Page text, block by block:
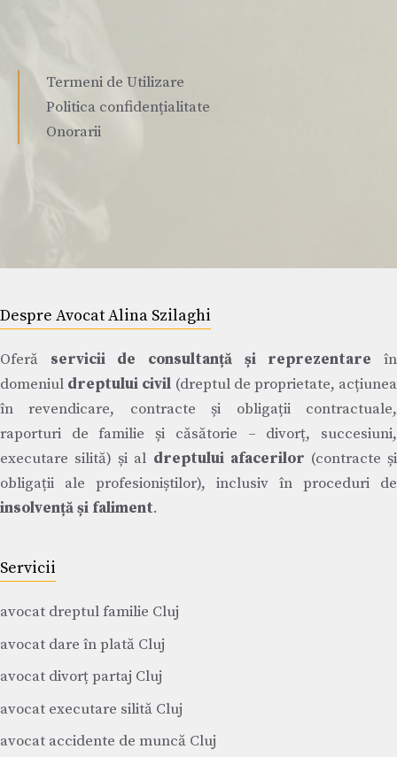
Termeni de Utilizare
Politica confidențialitate
Onorarii
Despre Avocat Alina Szilaghi
Oferă servicii de consultanță și reprezentare în
domeniul dreptului civil (dreptul de proprietate, acțiunea
în revendicare, contracte și obligații contractuale,
raporturi de familie și căsătorie – divorț, succesiuni,
executare silită) și al dreptului afacerilor (contracte și
obligații ale profesioniștilor), inclusiv în proceduri de
insolvență și faliment.
Servicii
avocat dreptul familie Cluj
avocat dare în plată Cluj
avocat divorț partaj Cluj
avocat executare silită Cluj
avocat accidente de muncă Cluj